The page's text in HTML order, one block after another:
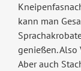
kann man
genießen.
Aber auch